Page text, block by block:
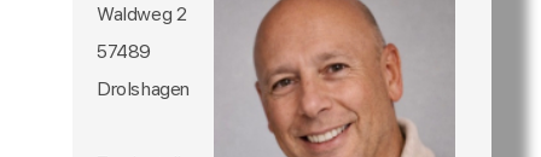
Waldweg 2
57489
Drolshagen